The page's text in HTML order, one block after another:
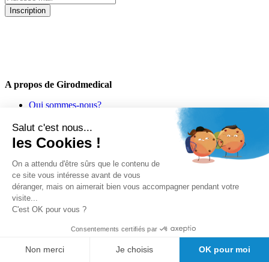
Inscription
A propos de Girodmedical
Qui sommes-nous?
Le Blog de GirodMedical
Nos engagements
Offre spéciale étudiants
Demande de devis
Bon de commande PDF
Découvrez Doctolib pour les médecins
Découvrez Doctolib : le logiciel kiné
Salut c'est nous...
les Cookies !
On a attendu d'être sûrs que le contenu de
ce site vous intéresse avant de vous
déranger, mais on aimerait bien vous accompagner pendant votre
visite...
C'est OK pour vous ?
Consentements certifiés par
Non merci Je choisis OK pour moi